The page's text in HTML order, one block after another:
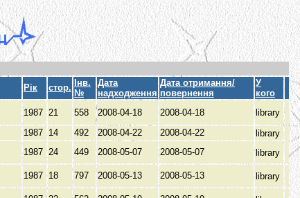
Рік стор.
Інв.
№
Дата
надходження
Дата отримання/
повернення
У
кого
1987 21 558 2008-04-18 2008-04-18
library
1987 14 492 2008-04-22 2008-04-22
library
1987 24 449 2008-05-07 2008-05-07 library
1987 18 797 2008-05-13 2008-05-13 library